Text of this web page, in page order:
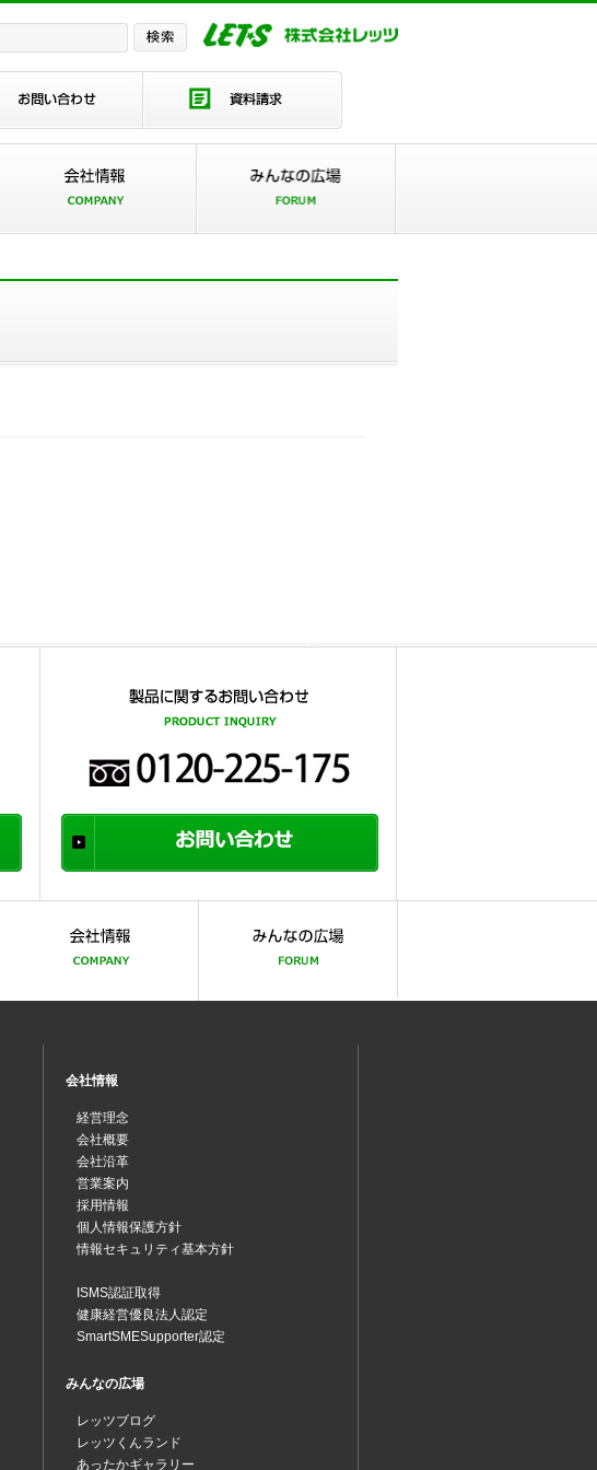
会社情報
経営理念
会社概要
会社沿革
営業案内
採用情報
個人情報保護方針
情報セキュリティ基本方針
ISMS認証取得
健康経営優良法人認定
SmartSMESupporter認定
みんなの広場
レッツブログ
レッツくんランド
あったかギャラリー